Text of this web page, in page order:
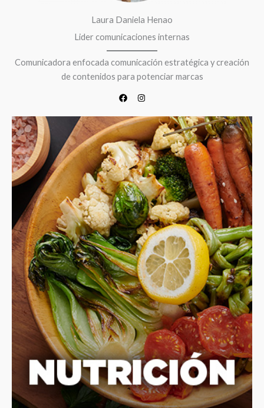
Laura Daniela Henao
Lider comunicaciones internas
Comunicadora enfocada comunicación estratégica y creación
de contenidos para potenciar marcas